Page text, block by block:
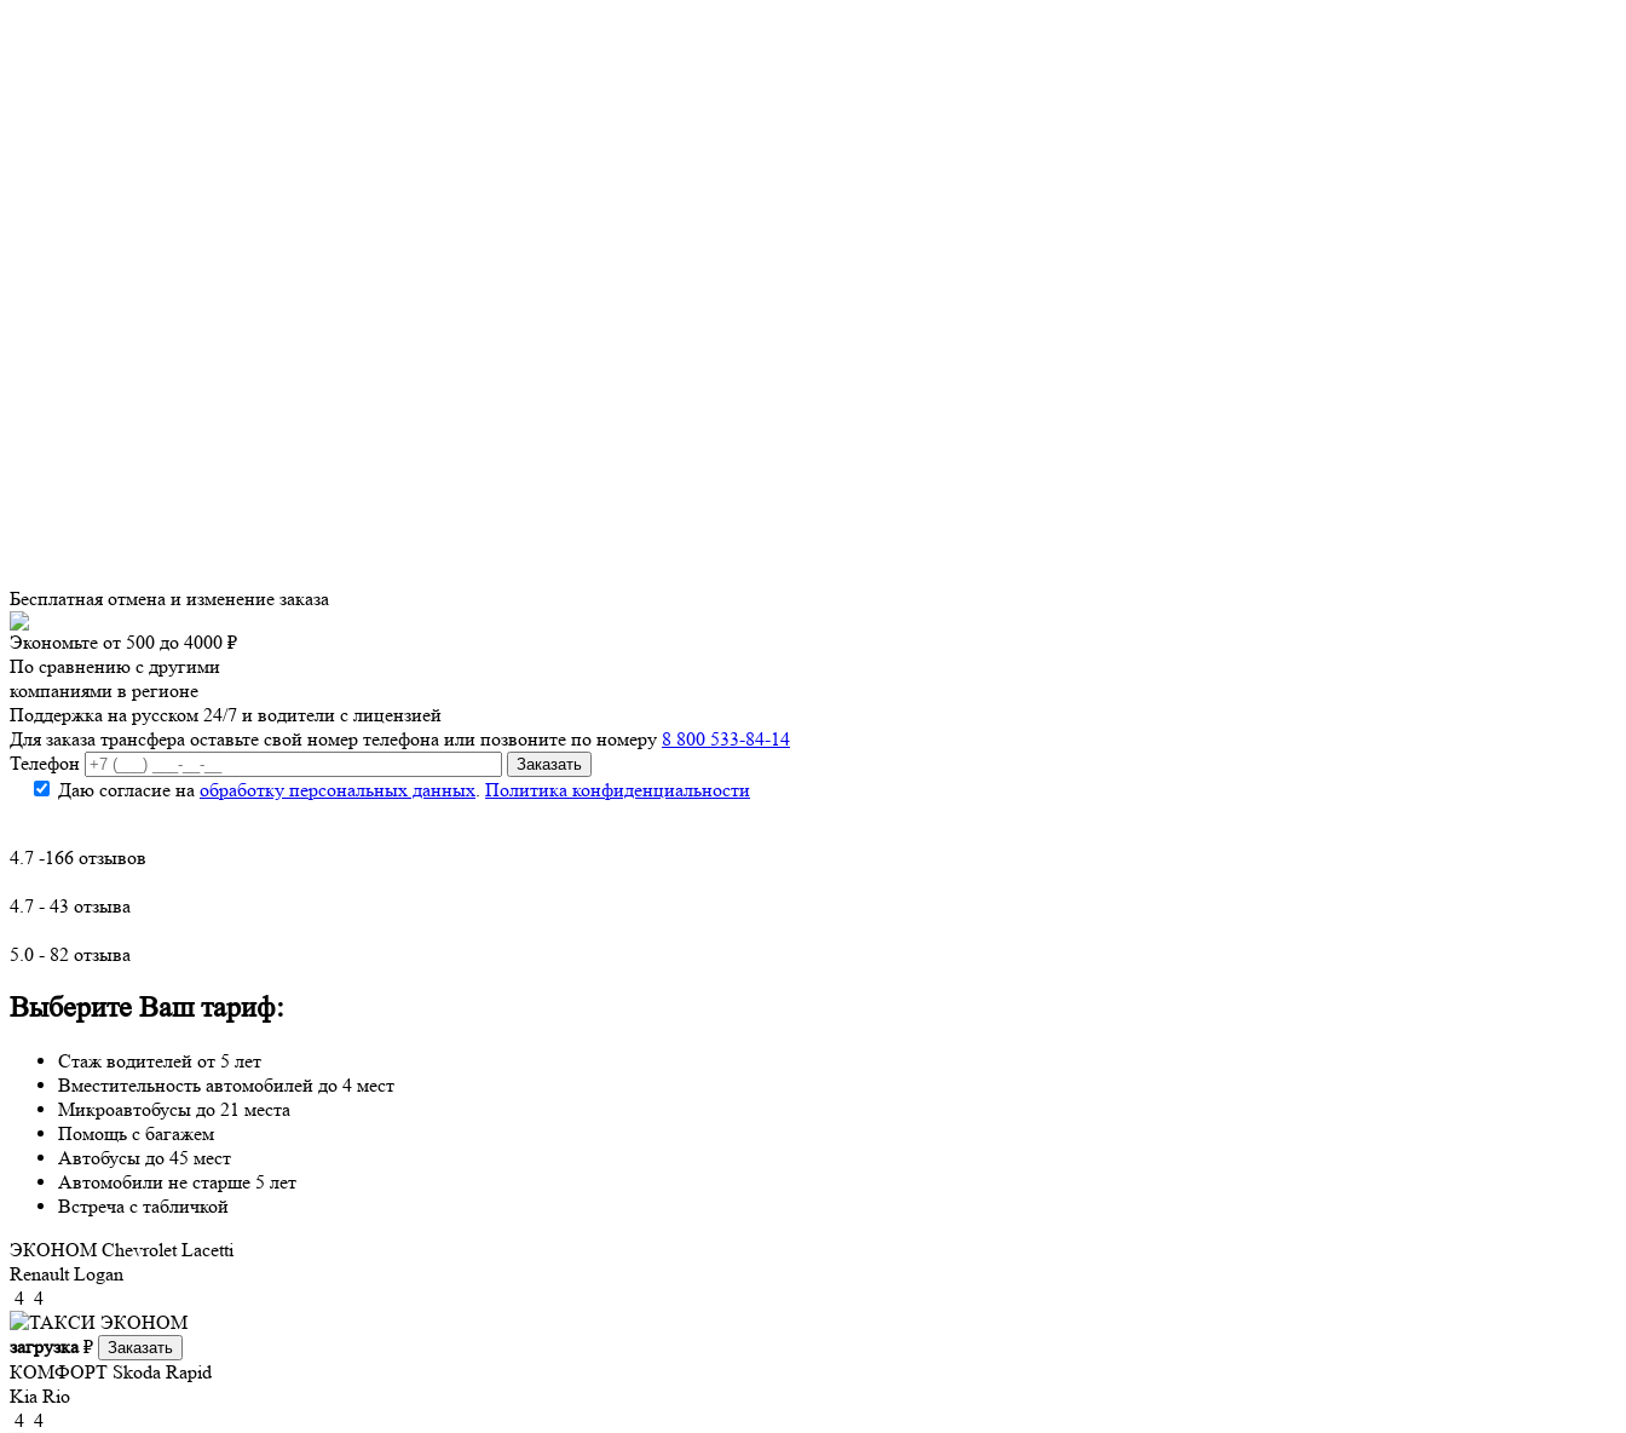
Бесплатная отмена и изменение заказа
Экономьте от 500 до 4000 ₽
По сравнению с другими
компаниями в регионе
Поддержка на русском 24/7 и водители с лицензией
Для заказа трансфера оставьте свой номер телефона или позвоните по номеру 8 800 533-84-14
Телефон
Даю согласие на обработку персональных данных. Политика конфиденциальности
4.7 -166 отзывов
4.7 - 43 отзыва
5.0 - 82 отзыва
Выберите Ваш тариф:
Стаж водителей от 5 лет
Вместительность автомобилей до 4 мест
Микроавтобусы до 21 места
Помощь с багажем
Автобусы до 45 мест
Автомобили не старше 5 лет
Встреча с табличкой
ЭКОНОМ Chevrolet Lacetti
Renault Logan
4 4
загрузка₽ Заказать
КОМФОРТ Skoda Rapid
Kia Rio
4 4